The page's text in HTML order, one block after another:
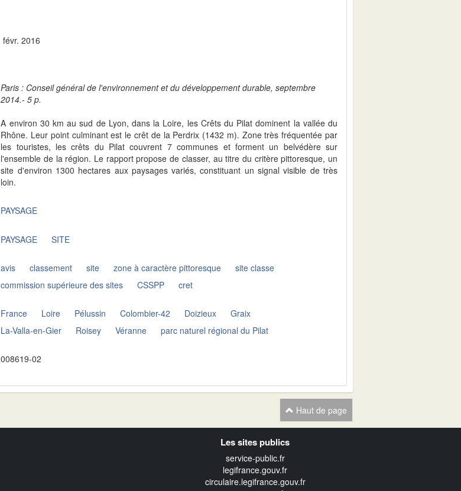
févr. 2016
Paris : Conseil général de l'environnement et du développement durable, septembre
2014.- 5 p.
A environ 30 km au sud de Lyon, dans la Loire, les Crêts du Pilat dominent la vallée du
Rhône. Leur point culminant est le crêt de la Perdrix (1432 m). Zone très fréquentée par
les touristes, les crêts du Pilat couvrent 7 communes et forment un belvédère sur
l'ensemble de la région. Le rapport propose de classer, au titre du critère pittoresque, un
site d'environ 1300 hectares aux paysages variés, constituant un signal visible de très
loin.
PAYSAGE
PAYSAGE SITE
avis classement site zone à caractère pittoresque
site classe
commission supérieure des sites
CSSPP cret
France Loire Pélussin Colombier-42 Doizieux
Graix
La-Valla-en-Gier
Roisey Véranne parc naturel régional du Pilat
008619-02
Haut de page
Les sites publics
service-public.fr
legifrance.gouv.fr
circulaire.legifrance.gouv.fr